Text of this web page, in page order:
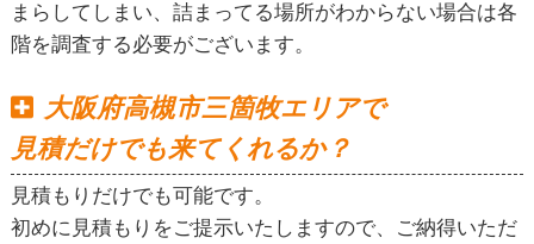
まらしてしまい、詰まってる場所がわからない場合は各
階を調査する必要がございます。
大阪府高槻市三箇牧エリアで
見積だけでも来てくれるか？
見積もりだけでも可能です。
初めに見積もりをご提示いたしますので、ご納得いただ